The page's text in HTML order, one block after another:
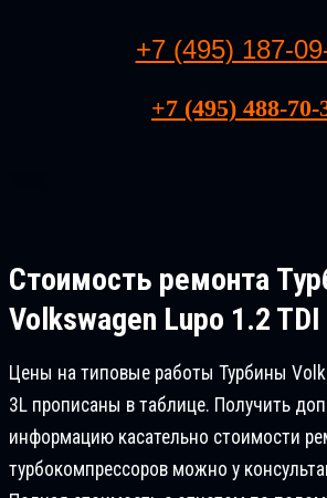
+7 (495) 187-
+7 (495) 488-70-
Стоимость ремонта
Volkswagen Lupo 1.2 TDI
Цены на типовые работы Турбины
3L прописаны в таблице. Получить
информацию касательно стоимости
турбокомпрессоров можно у